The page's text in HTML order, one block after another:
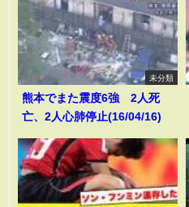
未分類
熊本でまた震度6強 2人死
亡、2人心肺停止(16/04/16)